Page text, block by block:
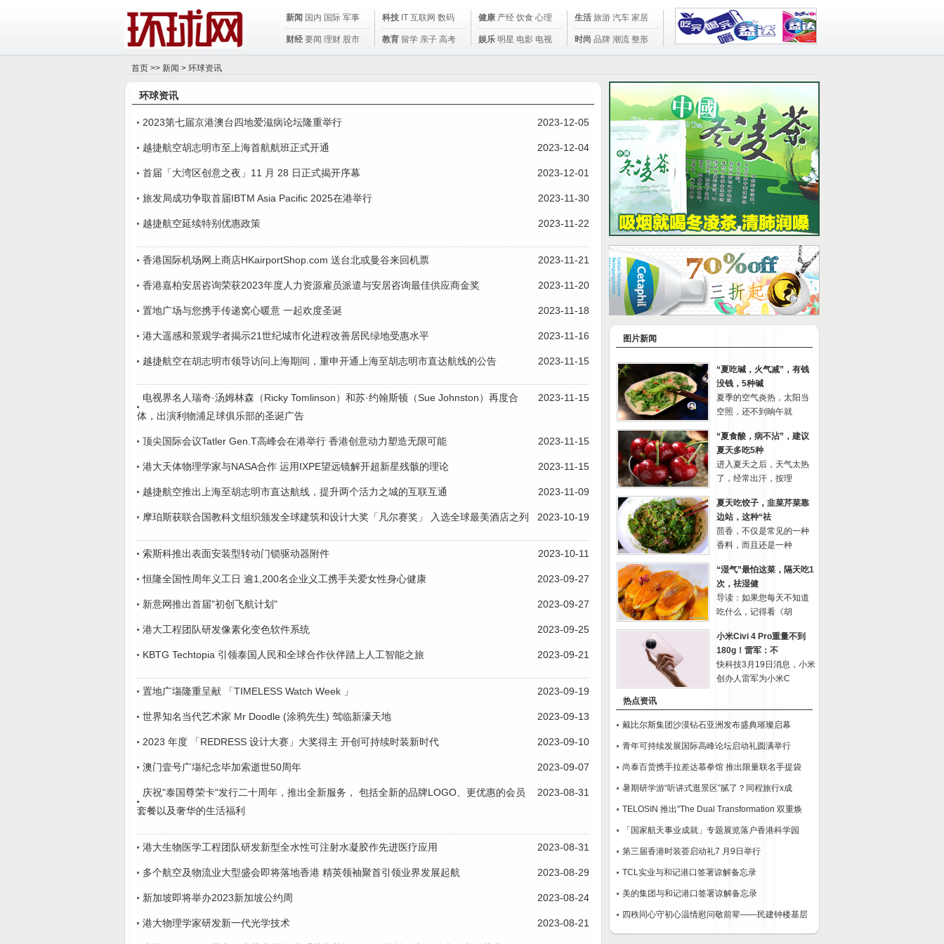
新闻 国内 国际 军事
财经 要闻 理财 股市
科技 IT 互联网 数码
教育 留学 亲子 高考
健康 产经 饮食 心理
娱乐 明星 电影 电视
生活 旅游 汽车 家居
时尚 品牌 潮流 整形
首页 >> 新闻 > 环球资讯
环球资讯
2023-12-05
2023第七届京港澳台四地爱滋病论坛隆重举行
2023-12-04
越捷航空胡志明市至上海首航航班正式开通
2023-12-01
首届「大湾区创意之夜」11 月 28 日正式揭开序幕
2023-11-30
旅发局成功争取首届IBTM Asia Pacific 2025在港举行
2023-11-22
越捷航空延续特别优惠政策
2023-11-21
香港国际机场网上商店HKairportShop.com 送台北或曼谷来回机票
2023-11-20
香港嘉柏安居咨询荣获2023年度人力资源雇员派遣与安居咨询最佳供应商金奖
2023-11-18
置地广场与您携手传递窝心暖意 一起欢度圣诞
2023-11-16
港大遥感和景观学者揭示21世纪城市化进程改善居民绿地受惠水平
2023-11-15
越捷航空在胡志明市领导访问上海期间，重申开通上海至胡志明市直达航线的公告
2023-11-15
电视界名人瑞奇·汤姆林森（Ricky Tomlinson）和苏·约翰斯顿（Sue Johnston）再度合
体，出演利物浦足球俱乐部的圣诞广告
2023-11-15
顶尖国际会议Tatler Gen.T高峰会在港举行 香港创意动力塑造无限可能
2023-11-15
港大天体物理学家与NASA合作 运用IXPE望远镜解开超新星残骸的理论
2023-11-09
越捷航空推出上海至胡志明市直达航线，提升两个活力之城的互联互通
2023-10-19
摩珀斯获联合国教科文组织颁发全球建筑和设计大奖「凡尔赛奖」 入选全球最美酒店之列
2023-10-11
索斯科推出表面安装型转动门锁驱动器附件
2023-09-27
恒隆全国性周年义工日 逾1,200名企业义工携手关爱女性身心健康
2023-09-27
新意网推出首届"初创飞航计划"
2023-09-25
港大工程团队研发像素化变色软件系统
2023-09-21
KBTG Techtopia 引领泰国人民和全球合作伙伴踏上人工智能之旅
2023-09-19
置地广塲隆重呈献 「TIMELESS Watch Week 」
2023-09-13
世界知名当代艺术家 Mr Doodle (涂鸦先生) 驾临新濠天地
2023-09-10
2023 年度 「REDRESS 设计大赛」大奖得主 开创可持续时装新时代
2023-09-07
澳门壹号广塲纪念毕加索逝世50周年
2023-08-31
庆祝"泰国尊荣卡"发行二十周年，推出全新服务， 包括全新的品牌LOGO、更优惠的会员
套餐以及奢华的生活福利
2023-08-31
港大生物医学工程团队研发新型全水性可注射水凝胶作先进医疗应用
2023-08-29
多个航空及物流业大型盛会即将落地香港 精英领袖聚首引领业界发展起航
2023-08-24
新加坡即将举办2023新加坡公约周
2023-08-21
港大物理学家研发新一代光学技术
图片新闻
“夏吃碱，火气减”，有钱
没钱，5种碱
夏季的空气炎热，太阳当
空照，还不到晌午就
“夏食酸，病不沾”，建议
夏天多吃5种
进入夏天之后，天气太热
了，经常出汗，按理
夏天吃饺子，韭菜芹菜靠
边站，这种“祛
茴香，不仅是常见的一种
香料，而且还是一种
“湿气”最怕这菜，隔天吃1
次，祛湿健
导读：如果您每天不知道
吃什么，记得看《胡
小米Civi 4 Pro重量不到
180g！雷军：不
快科技3月19日消息，小米
创办人雷军为小米C
热点资讯
戴比尔斯集团沙漠钻石亚洲发布盛典璀璨启幕
青年可持续发展国际高峰论坛启动礼圆满举行
尚泰百货携手拉差达慕拳馆 推出限量联名手提袋
暑期研学游“听讲式逛景区”腻了？同程旅行x成
TELOSIN 推出"The Dual Transformation 双重焕
「国家航天事业成就」专题展览落户香港科学园
第三届香港时装荟启动礼7 月9日举行
TCL实业与和记港口签署谅解备忘录
美的集团与和记港口签署谅解备忘录
四秩同心守初心温情慰问敬前辈——民建钟楼基层